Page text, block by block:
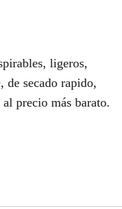
ligeros,
de secado rapido,
al precio más barato.